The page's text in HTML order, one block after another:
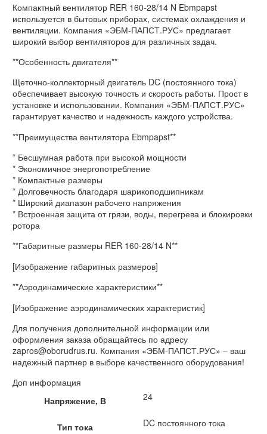
Компактный вентилятор RER 160-28/14 N Ebmpapst
используется в бытовых приборах, системах охлаждения и
вентиляции. Компания «ЭБМ-ПАПСТ.РУС» предлагает
широкий выбор вентиляторов для различных задач.
**Особенность двигателя**
Щеточно-коллекторный двигатель DC (постоянного тока)
обеспечивает высокую точность и скорость работы. Прост в
установке и использовании. Компания «ЭБМ-ПАПСТ.РУС»
гарантирует качество и надежность каждого устройства.
**Преимущества вентилятора Ebmpapst**
* Бесшумная работа при высокой мощности
* Экономичное энергопотребление
* Компактные размеры
* Долговечность благодаря шарикоподшипникам
* Широкий диапазон рабочего напряжения
* Встроенная защита от грязи, воды, перегрева и блокировки
ротора
**Габаритные размеры RER 160-28/14 N**
[Изображение габаритных размеров]
**Аэродинамические характеристики**
[Изображение аэродинамических характеристик]
Для получения дополнительной информации или
оформления заказа обращайтесь по адресу
zapros@oborudrus.ru. Компания «ЭБМ-ПАПСТ.РУС» – ваш
надежный партнер в выборе качественного оборудования!
Доп информация
Напряжение, В
24
Тип тока DC постоянного тока